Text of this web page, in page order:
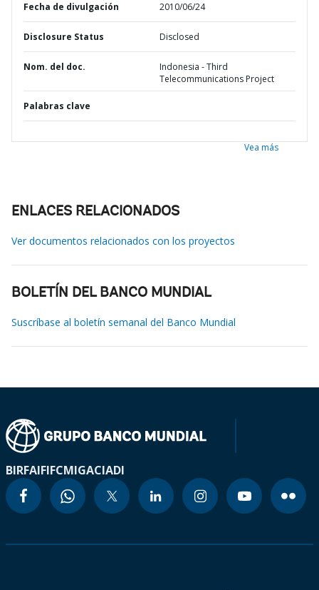
Fecha de divulgación 2010/06/24
Disclosure Status Disclosed
Nom. del doc.
Indonesia - Third
Telecommunications Project
Palabras clave
Vea más
ENLACES RELACIONADOS
Ver documentos relacionados con los proyectos
BOLETÍN DEL BANCO MUNDIAL
Suscríbase al boletín semanal del Banco Mundial
BIRFAIFIFCMIGACIADI